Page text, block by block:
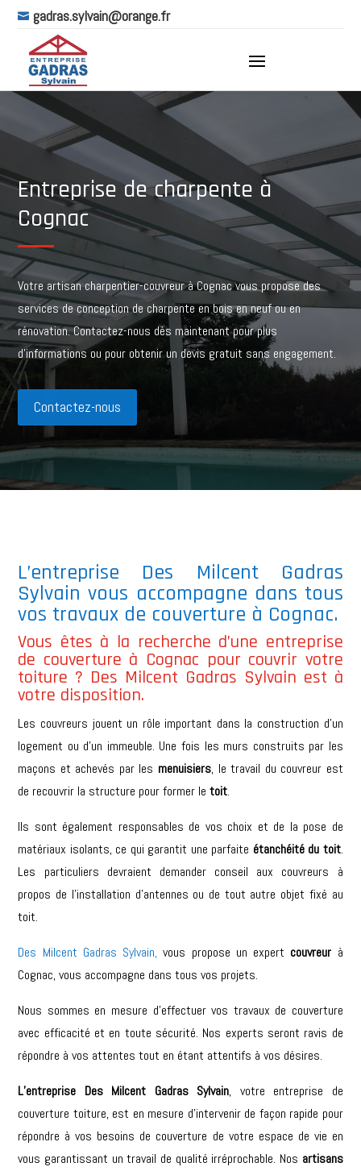
 gadras.sylvain@orange.fr
Entreprise de charpente à
Cognac
Votre artisan charpentier-couvreur àCognacvous propose des
services de conception de charpente en bois en neuf ou en
rénovation. Contactez-nous dès maintenant pour plus
d’informations ou pour obtenir un devis gratuit sans engagement.
Contactez-nous
L’entreprise Des Milcent Gadras
Sylvain vous accompagne dans tous
vos travaux de couverture à Cognac.
Vous êtes à la recherche d’une entreprise
de couverture à Cognac pour couvrir votre
toiture ? Des Milcent Gadras Sylvain est à
votre disposition.
Les couvreurs jouent un rôle important dans la construction d’un
logement ou d’un immeuble. Une fois les murs construits par les
maçons et achevés par les menuisiers, le travail du couvreur est
de recouvrir la structure pour former letoit.
Ils sont également responsables de vos choix et de la pose de
matériaux isolants, ce qui garantit une parfaite étanchéité du toit.
Les particuliers devraient demander conseil aux couvreurs à
propos de l’installation d’antennes ou de tout autre objet fixé au
toit.
Des Milcent Gadras Sylvain, vous propose un expert couvreur à
Cognac, vous accompagne dans tous vos projets.
Nous sommes en mesure d’effectuer vos travaux de couverture
avec efficacité et en toute sécurité. Nos experts seront ravis de
répondre à vos attentes tout en étant attentifs à vos désires.
L’entreprise Des Milcent Gadras Sylvain, votre entreprise de
couverture toiture, est en mesure d’intervenir de façon rapide pour
répondre à vos besoins de couverture de votre espace de vie en
vous garantissant un travail de qualité irréprochable. Nos artisans